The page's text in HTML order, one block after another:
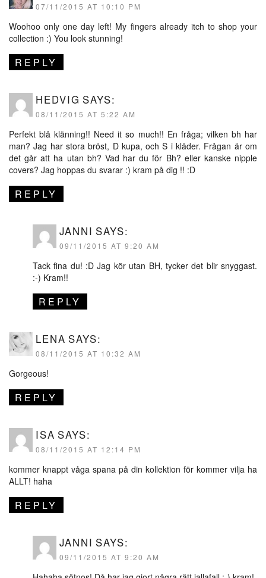
07/11/2015 AT 10:10 PM
Woohoo only one day left! My fingers already itch to shop your
collection :) You look stunning!
REPLY
HEDVIG SAYS:
08/11/2015 AT 5:22 AM
Perfekt blå klänning!! Need it so much!! En fråga; vilken bh har
man? Jag har stora bröst, D kupa, och S i kläder. Frågan är om
det går att ha utan bh? Vad har du för Bh? eller kanske nipple
covers? Jag hoppas du svarar :) kram på dig !! :D
REPLY
JANNI SAYS:
09/11/2015 AT 9:20 AM
Tack fina du! :D Jag kör utan BH, tycker det blir snyggast.
:-) Kram!!
REPLY
LENA SAYS:
08/11/2015 AT 10:32 AM
Gorgeous!
REPLY
ISA SAYS:
08/11/2015 AT 12:14 PM
kommer knappt våga spana på din kollektion för kommer vilja ha
ALLT! haha
REPLY
JANNI SAYS:
09/11/2015 AT 9:20 AM